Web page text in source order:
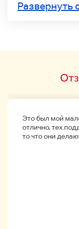
Развернуть
Это был мой
отлично,
то что они